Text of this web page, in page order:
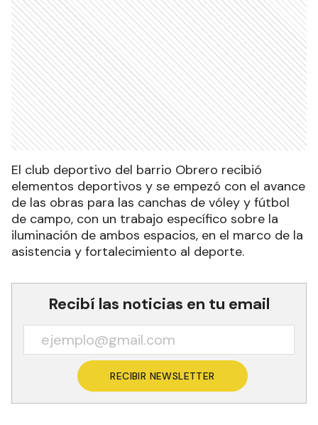
El club deportivo del barrio Obrero recibió
elementos deportivos y se empezó con el avance
de las obras para las canchas de vóley y fútbol
de campo, con un trabajo específico sobre la
iluminación de ambos espacios, en el marco de la
asistencia y fortalecimiento al deporte.
Recibí las noticias en tu email
RECIBIR NEWSLETTER